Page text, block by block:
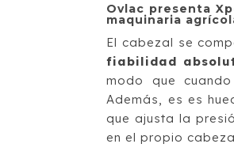
Ovlac presenta
maquinaria
El cabezal se
fiabilidad
modo que
Además, es es
que ajusta la
en el propio